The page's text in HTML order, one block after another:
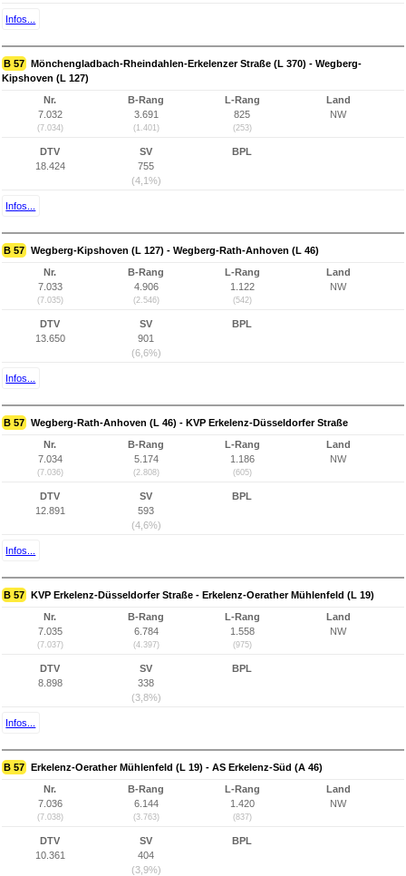
Infos...
B 57 Mönchengladbach-Rheindahlen-Erkelenzer Straße (L 370) - Wegberg-
Kipshoven (L 127)
Nr.
7.032
(7.034)
B-Rang
3.691
(1.401)
L-Rang
825
(253)
Land
NW
DTV
18.424
SV
755
(4,1%)
BPL
Infos...
B 57 Wegberg-Kipshoven (L 127) - Wegberg-Rath-Anhoven (L 46)
Nr.
7.033
(7.035)
B-Rang
4.906
(2.546)
L-Rang
1.122
(542)
Land
NW
DTV
13.650
SV
901
(6,6%)
BPL
Infos...
B 57 Wegberg-Rath-Anhoven (L 46) - KVP Erkelenz-Düsseldorfer Straße
Nr.
7.034
(7.036)
B-Rang
5.174
(2.808)
L-Rang
1.186
(605)
Land
NW
DTV
12.891
SV
593
(4,6%)
BPL
Infos...
B 57 KVP Erkelenz-Düsseldorfer Straße - Erkelenz-Oerather Mühlenfeld (L 19)
Nr.
7.035
(7.037)
B-Rang
6.784
(4.397)
L-Rang
1.558
(975)
Land
NW
DTV
8.898
SV
338
(3,8%)
BPL
Infos...
B 57 Erkelenz-Oerather Mühlenfeld (L 19) - AS Erkelenz-Süd (A 46)
Nr.
7.036
(7.038)
B-Rang
6.144
(3.763)
L-Rang
1.420
(837)
Land
NW
DTV
10.361
SV
404
(3,9%)
BPL